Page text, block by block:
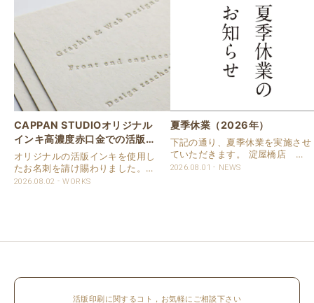
CAPPAN STUDIOオリジナル
インキ高濃度赤口金での活版名
刺
オリジナルの活版インキを使用し
たお名刺を請け賜わりました。
用紙は新バフン紙Nのきぬを使用
2026.08.02 WORKS
夏季休業（2026年）
下記の通り、夏季休業を実施させ
ていただきます。 淀屋橋店 通
常営業いたします。 奈良店 8月
2026.08.01 NEWS
活版印刷に関するコト，お気軽にご相談下さい